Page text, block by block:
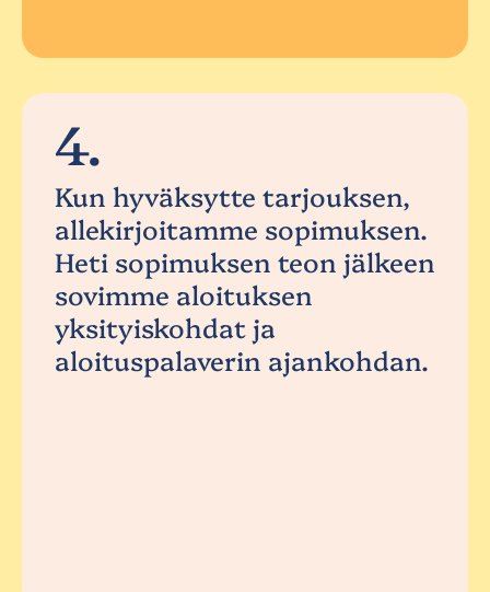
4.
Kun hyväksytte tarjouksen,
allekirjoitamme sopimuksen.
Heti sopimuksen teon jälkeen
sovimme aloituksen
yksityiskohdat ja
aloituspalaverin ajankohdan.